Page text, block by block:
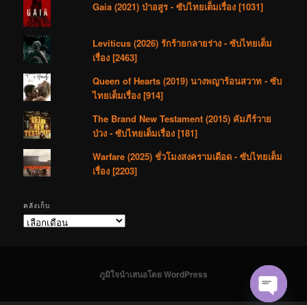
Gaia (2021) ป่าอสูร - ซับไทยเต็มเรื่อง [1031]
Leviticus (2026) รักร้ายกลายร่าง - ซับไทยเต็ม
เรื่อง [2463]
Queen of Hearts (2019) นางพญาร้อนสวาท - ซับ
ไทยเต็มเรื่อง [914]
The Brand New Testament (2015) คัมภีร์วาย
ป่วง - ซับไทยเต็มเรื่อง [181]
Warfare (2025) ชั่วโมงสงครามเดือด - ซับไทยเต็ม
เรื่อง [2203]
คลังเก็บ
คลัง
ภูมิใจนำเสนอโดย WordPress